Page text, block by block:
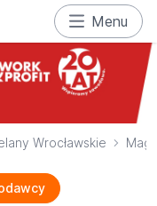
Menu
Wrocławskie